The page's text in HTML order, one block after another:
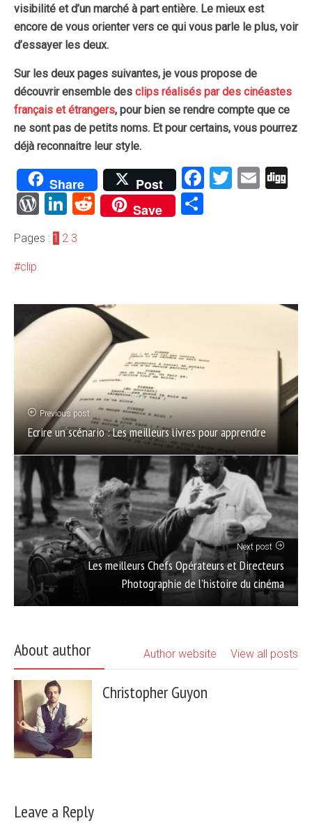
visibilité et d’un marché à part entière. Le mieux est
encore de vous orienter vers ce qui vous parle le plus, voir
d’essayer les deux.
Sur les deux pages suivantes, je vous propose de
découvrir ensemble des clips réalisés par des cinéastes
français et étrangers, pour bien se rendre compte que ce
ne sont pas de petits noms. Et pour certains, vous pourrez
déjà reconnaitre leur style.
Share Post Facebook
Twitter
WordPress
LinkedIn
Reddit
Save
Pages : 1 2 3
clip
Previous post
Ecrire un scénario : Les meilleurs livres pour apprendre
Next post
Les meilleurs Chefs Opérateurs et Directeurs
Photographie de l’histoire du cinéma
About author View all posts
Author website
Christopher Guyon
Leave a Reply